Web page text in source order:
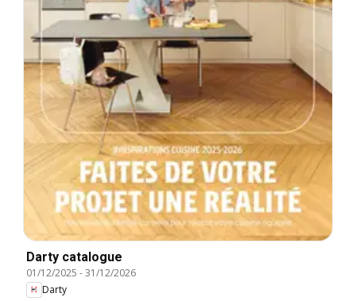
Darty catalogue
01/12/2025 -31/12/2026
Darty